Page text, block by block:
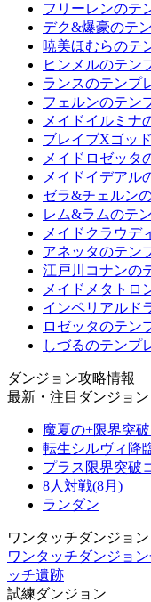
フリーレンのテ
デク&爆豪のテ
暁美ほむらのテ
ヒンメルのテン
ランスのテンプ
フェルンのテン
メイドイルミナ
ブレイブXゴッ
メイドロゼッタ
メイドイデアル
ゼラ&チェルン
レム&ラムのテ
メイドクラウデ
アネッタのテン
江戸川コナンの
メイドメタトロ
インペリアルド
ロゼッタのテン
しづるのテンプ
ダンジョン攻略情報
最新・注目ダンジョン
魔夏の+限界突
転生シルヴィ降
プラス限界突破
8人対戦(8月)
ランダン
ワンタッチダンジョン
ワンタッチダンジョ
ッチ遺跡
試練ダンジョン